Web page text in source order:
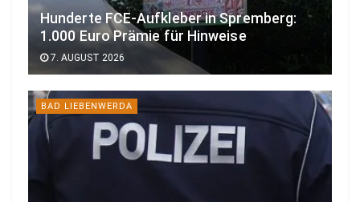
Hunderte FCE-Aufkleber in Spremberg:
1.000 Euro Prämie für Hinweise
7. AUGUST 2026
BAD LIEBENWERDA